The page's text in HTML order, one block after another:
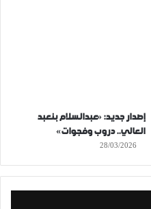
إصدار جديد: «عبدالسلام بنعبد
العالي.. دروب وفجوات»
28/03/2026